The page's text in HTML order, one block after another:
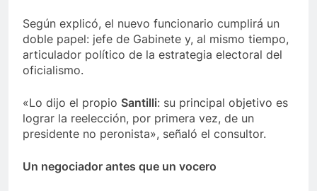
Según explicó, el nuevo funcionario cumplirá un
doble papel: jefe de Gabinete y, al mismo tiempo,
articulador político de la estrategia electoral del
oficialismo.
«Lo dijo el propio Santilli: su principal objetivo es
lograr la reelección, por primera vez, de un
presidente no peronista», señaló el consultor.
Un negociador antes que un vocero